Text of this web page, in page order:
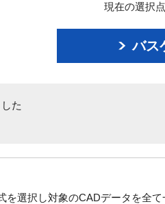
現在の選択
バス
た
を選択し対象のCADデータを全